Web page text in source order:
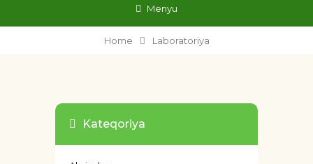
Menyu
Home Laboratoriya
Kateqoriya